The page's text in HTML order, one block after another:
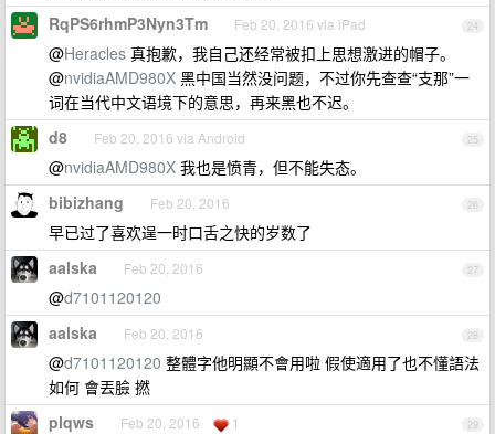
24
RqPS6rhmP3Nyn3Tm Feb 20, 2016 via iPad
@Heracles 真抱歉，我自己还经常被扣上思想激进的帽子。
@nvidiaAMD980X 黑中国当然没问题，不过你先查查“支那”一
词在当代中文语境下的意思，再来黑也不迟。
25
d8 Feb 20, 2016 via Android
@nvidiaAMD980X 我也是愤青，但不能失态。
26
bibizhang Feb 20, 2016
早已过了喜欢逞一时口舌之快的岁数了
27
aalska Feb 20, 2016
@d7101120120
28
aalska Feb 20, 2016
@d7101120120 整體字他明顯不會用啦 假使適用了也不懂語法
如何 會丟臉 撚
29
plqws Feb 20, 2016 1